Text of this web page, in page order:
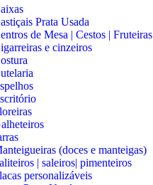
Prata Usada
de Mesa | Cestos | Fruteiras
e cinzeiros
(doces e manteigas)
| saleiros| pimenteiros
personalizáveis